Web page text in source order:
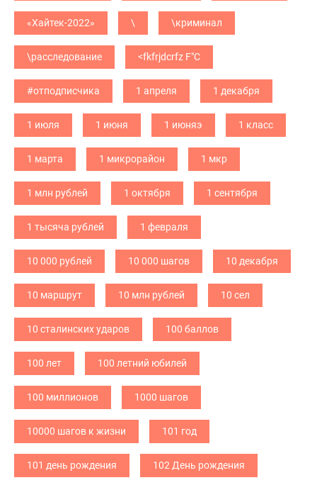
«Хайтек-2022» \ \криминал
\расследование <fkfrjdcrfz F"C
#отподписчика 1 апреля 1 декабря
1 июля 1 июня 1 июняэ 1 класс
1 марта 1 микрорайон 1 мкр
1 млн рублей 1 октября 1 сентября
1 тысяча рублей 1 февраля
10 000 рублей 10 000 шагов 10 декабря
10 маршрут 10 млн рублей 10 сел
10 сталинских ударов 100 баллов
100 лет 100 летний юбилей
100 миллионов 1000 шагов
10000 шагов к жизни 101 год
101 день рождения 102 День рождения